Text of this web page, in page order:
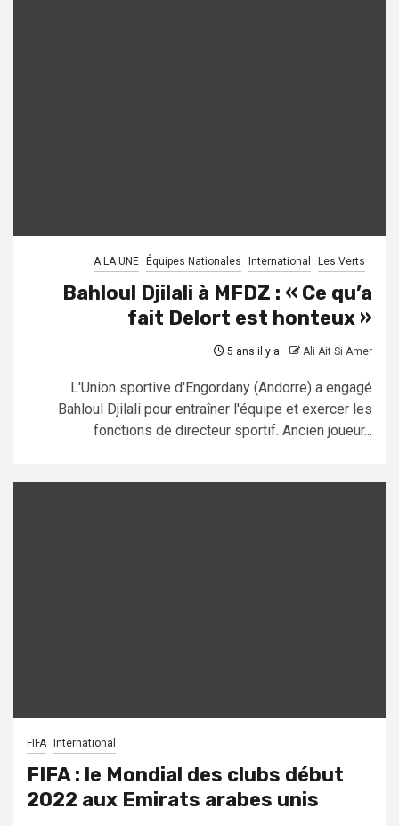
A LA UNE Équipes Nationales International Les Verts
Bahloul Djilali à MFDZ : « Ce qu’a
fait Delort est honteux »
5 ans il y a Ali Ait Si Amer
L'Union sportive d'Engordany (Andorre) a engagé
Bahloul Djilali pour entraîner l'équipe et exercer les
fonctions de directeur sportif. Ancien joueur...
FIFA International
FIFA : le Mondial des clubs début
2022 aux Emirats arabes unis